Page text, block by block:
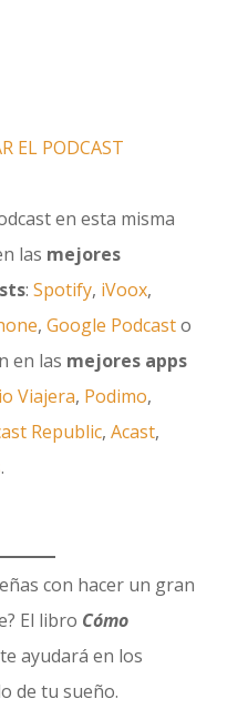
EL PODCAST
en esta misma
las mejores
: Spotify, iVoox,
, Google Podcasto
en las mejores apps
Viajera, Podimo,
Republic, Acast,
.
con hacer un gran
El libro Cómo
ayudará en los
de tu sueño.